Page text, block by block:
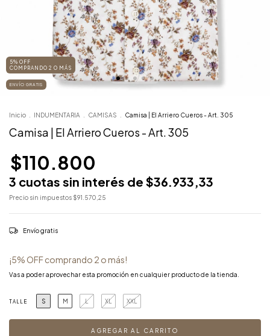
5% OFF
COMPRANDO 2 O MÁS
ENVÍO GRATIS
Inicio INDUMENTARIA CAMISAS Camisa | El Arriero Cueros - Art. 305
Camisa | El Arriero Cueros - Art. 305
$110.800
3 cuotas sin interés de $36.933,33
Precio sin impuestos $91.570,25
Envío gratis
¡5% OFF comprando 2 o más!
Vas a poder aprovechar esta promoción en cualquier producto de la tienda.
TALLE S M L XL XXL